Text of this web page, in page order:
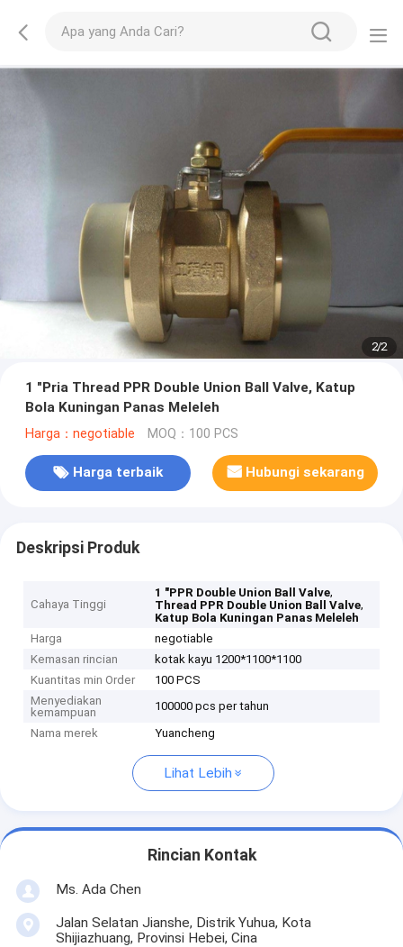
2/2
1 "Pria Thread PPR Double Union Ball Valve, Katup
Bola Kuningan Panas Meleleh
Harga：negotiable MOQ：100 PCS
Harga terbaik Hubungi sekarang
Deskripsi Produk
Cahaya Tinggi
1 "PPR Double Union Ball Valve,
Thread PPR Double Union Ball Valve,
Katup Bola Kuningan Panas Meleleh
Harga
negotiable
Kemasan rincian
kotak kayu 1200*1100*1100
Kuantitas min Order
100 PCS
Menyediakan
kemampuan
100000 pcs per tahun
Nama merek
Yuancheng
Lihat Lebih
Rincian Kontak
Ms. Ada Chen
Jalan Selatan Jianshe, Distrik Yuhua, Kota
Shijiazhuang, Provinsi Hebei, Cina